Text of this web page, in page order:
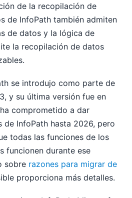
de la recopilación de
de InfoPath también admiten
de datos y la lógica de
la recopilación de datos
se introdujo como parte de
y su última versión fue en
comprometido a dar
de InfoPath hasta 2026, pero
todas las funciones de los
funcionen durante ese
sobre razones para migrar de
proporciona más detalles.